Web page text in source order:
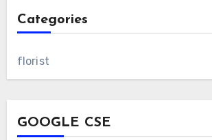
Categories
florist
GOOGLE CSE